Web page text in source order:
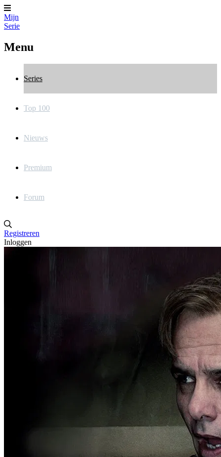
Mijn
Serie
Menu
Series
Top 100
Nieuws
Premium
Forum
Registreren
Inloggen